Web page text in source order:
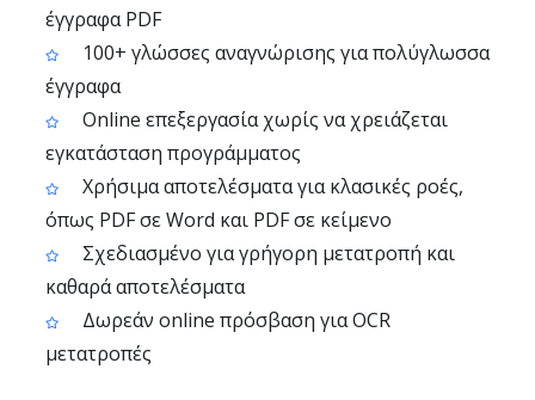
έγγραφα PDF
100+ γλώσσες αναγνώρισης για πολύγλωσσα
έγγραφα
Online επεξεργασία χωρίς να χρειάζεται
εγκατάσταση προγράμματος
Χρήσιμα αποτελέσματα για κλασικές ροές,
όπως PDF σε Word και PDF σε κείμενο
Σχεδιασμένο για γρήγορη μετατροπή και
καθαρά αποτελέσματα
Δωρεάν online πρόσβαση για OCR
μετατροπές